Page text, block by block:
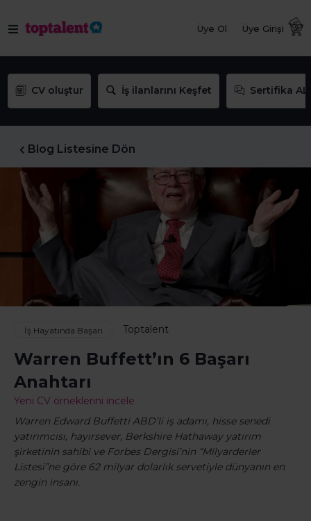
Üye Ol Üye Girişi
CV oluştur İş ilanlarını Keşfet Sertifika AL
Blog Listesine Dön
İş Hayatında Başarı Toptalent
Warren Buffett’ın 6 Başarı
Anahtarı
Yeni CV örneklerini incele
Warren Edward Buffetti ABD’li iş adamı, hisse senedi
yatırımcısı, hayırsever, Berkshire Hathaway yatırım
şirketinin sahibi ve Forbes Dergisi’nin “Milyarderler
Listesi”ne göre 62 milyar dolarlık servetiyle dünyanın en
zengin insanı.